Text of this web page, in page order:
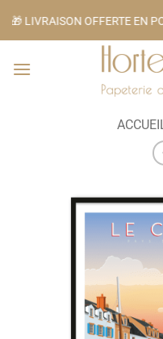
au
LIVRAISON OFFERTE EN